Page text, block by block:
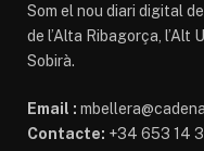
Som el nou diari digital
de l’Alta Ribagorça, l’Alt
Sobirà.
Email :
Contacte: +34 653 14